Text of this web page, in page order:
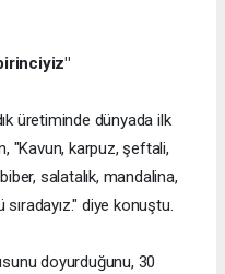
üretiminde dünyada ilk
"Kavun, karpuz, şeftali,
salatalık, mandalina,
diye konuştu.
doyurduğunu, 30